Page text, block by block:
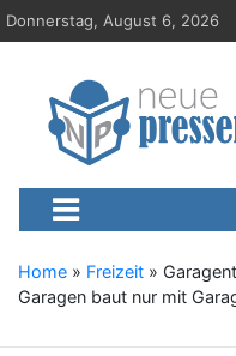
S
k
Donnerstag, August 6, 2026
Neue-
Presseportal,
Home » Freizeit »
Garagen baut nur mit